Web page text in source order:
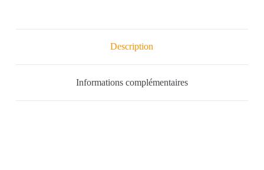
Description
Informations complémentaires